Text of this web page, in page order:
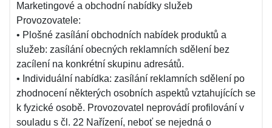
Marketingové a obchodní nabídky služeb
Provozovatele:
• Plošné zasílání obchodních nabídek produktů a
služeb: zasílání obecných reklamních sdělení bez
zacílení na konkrétní skupinu adresátů.
• Individuální nabídka: zasílání reklamních sdělení po
zhodnocení některých osobních aspektů vztahujících se
k fyzické osobě. Provozovatel neprovádí profilování v
souladu s čl. 22 Nařízení, neboť se nejedná o